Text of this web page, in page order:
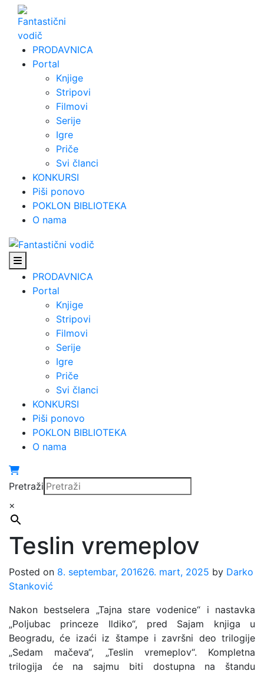
Skip
content
PRODAVNICA
Portal
Knjige
Stripovi
Filmovi
Serije
Igre
Priče
Svi članci
KONKURSI
Piši ponovo
POKLON BIBLIOTEKA
O nama
PRODAVNICA
Portal
Knjige
Stripovi
Filmovi
Serije
Igre
Priče
Svi članci
KONKURSI
Piši ponovo
POKLON BIBLIOTEKA
O nama
Pretraži
×
Teslin vremeplov
Posted on 8. septembar, 201626. mart, 2025 by Darko
Stanković
Nakon bestselera „Tajna stare vodenice“ i nastavka
„Poljubac princeze Ildiko“, pred Sajam knjiga u
Beogradu, će izaći iz štampe i završni deo trilogije
„Sedam mačeva“, „Teslin vremeplov“. Kompletna
trilogija će na sajmu biti dostupna na štandu